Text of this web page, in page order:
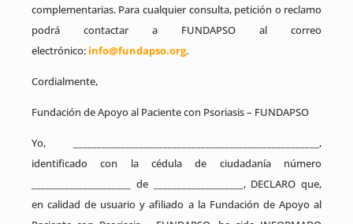
complementarias. Para cualquier consulta, petición o reclamo
podrá contactar a FUNDAPSO al correo
electrónico: info@fundapso.org.
Cordialmente,
Fundación de Apoyo al Paciente con Psoriasis – FUNDAPSO
Yo, ____________________________________________________,
identificado con la cédula de ciudadanía número
_____________________ de ___________________, DECLARO que,
en calidad de usuario y afiliado a la Fundación de Apoyo al